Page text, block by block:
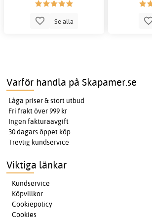
Se alla
Varför handla på Skapamer.se
Låga priser & stort utbud
Fri frakt över 999 kr
Ingen fakturaavgift
30 dagars öppet köp
Trevlig kundservice
Viktiga länkar
Kundservice
Köpvillkor
Cookiepolicy
Cookies